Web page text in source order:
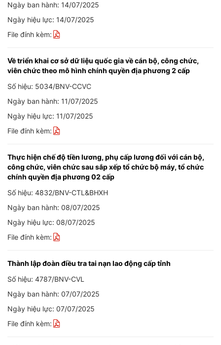
Ngày ban hành: 14/07/2025
Ngày hiệu lực: 14/07/2025
File đính kèm:
Về triển khai cơ sở dữ liệu quốc gia về cán bộ, công chức,
viên chức theo mô hình chính quyền địa phương 2 cấp
Số hiệu: 5034/BNV-CCVC
Ngày ban hành: 11/07/2025
Ngày hiệu lực: 11/07/2025
File đính kèm:
Thực hiện chế độ tiền lương, phụ cấp lương đối với cán bộ,
công chức, viên chức sau sắp xếp tổ chức bộ máy, tổ chức
chính quyền địa phương 02 cấp
Số hiệu: 4832/BNV-CTL&BHXH
Ngày ban hành: 08/07/2025
Ngày hiệu lực: 08/07/2025
File đính kèm:
Thành lập đoàn điều tra tai nạn lao động cấp tỉnh
Số hiệu: 4787/BNV-CVL
Ngày ban hành: 07/07/2025
Ngày hiệu lực: 07/07/2025
File đính kèm: